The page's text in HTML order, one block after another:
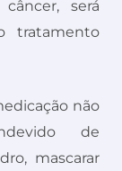
será
tratamento
não
de
mascarar